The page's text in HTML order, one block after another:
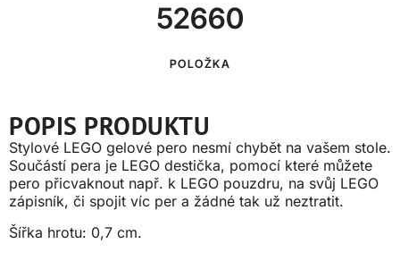
52660
POLOŽKA
POPIS PRODUKTU
Stylové LEGO gelové pero nesmí chybět na vašem stole.
Součástí pera je LEGO destička, pomocí které můžete
pero přicvaknout např. k LEGO pouzdru, na svůj LEGO
zápisník, či spojit víc per a žádné tak už neztratit.
Šířka hrotu: 0,7 cm.